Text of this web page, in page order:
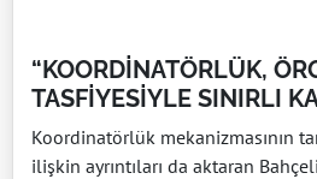
“KOORDİNATÖRLÜK,
TASFİYESİYLE SINIRLI
Koordinatörlük mekanizmasının
ilişkin ayrıntıları da aktaran